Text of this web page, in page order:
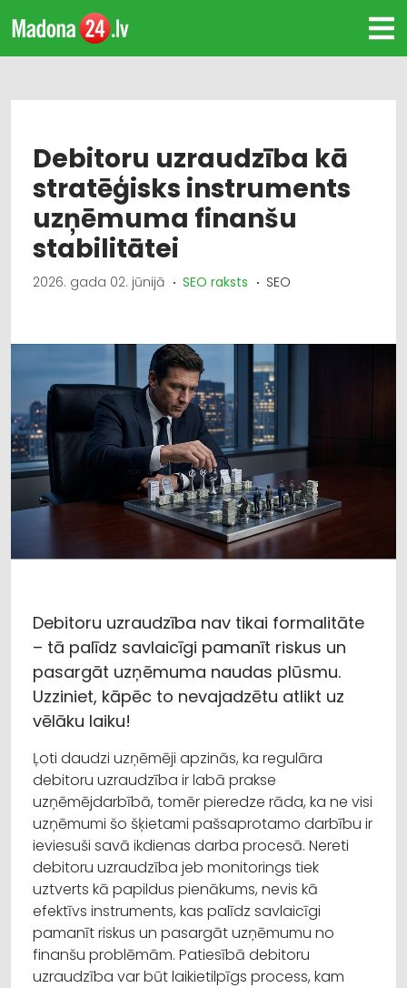
Debitoru uzraudzība kā
stratēģisks instruments
uzņēmuma finanšu
stabilitātei
2026. gada 02. jūnijā SEO raksts SEO
Debitoru uzraudzība nav tikai formalitāte
– tā palīdz savlaicīgi pamanīt riskus un
pasargāt uzņēmuma naudas plūsmu.
Uzziniet, kāpēc to nevajadzētu atlikt uz
vēlāku laiku!
Ļoti daudzi uzņēmēji apzinās, ka regulāra
debitoru uzraudzība ir labā prakse
uzņēmējdarbībā, tomēr pieredze rāda, ka ne visi
uzņēmumi šo šķietami pašsaprotamo darbību ir
ieviesuši savā ikdienas darba procesā. Nereti
debitoru uzraudzība jeb monitorings tiek
uztverts kā papildus pienākums, nevis kā
efektīvs instruments, kas palīdz savlaicīgi
pamanīt riskus un pasargāt uzņēmumu no
finanšu problēmām. Patiesībā debitoru
uzraudzība var būt laikietilpīgs process, kam